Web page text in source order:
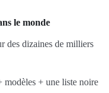
le monde
des dizaines de milliers
modèles + une liste noire